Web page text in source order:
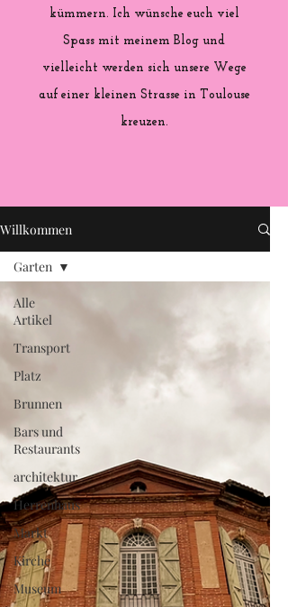
kümmern. Ich wünsche euch viel
Spass mit meinem Blog und
vielleicht werden sich unsere Wege
auf einer kleinen Strasse in Toulouse
kreuzen.
Willkommen
Alle
Artikel
Transport
Platz
Brunnen
Bars und
Restaurants
architektur
Herrenhaus
Markt
Kirche
Museum
Garten